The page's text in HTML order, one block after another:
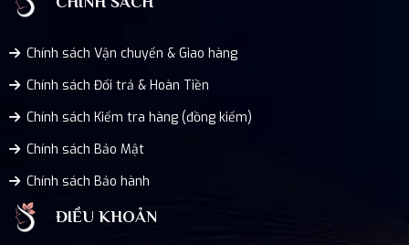
Chính sách Vận chuyển & Giao hàng
Chính sách Đổi trả & Hoàn Tiền
Chính sách Kiểm tra hàng (đồng kiểm)
Chính sách Bảo Mật
Chính sách Bảo hành
ĐIỀU KHOẢN